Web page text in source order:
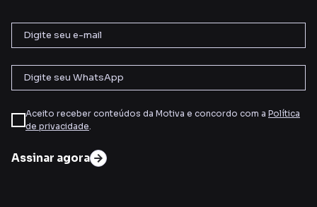
Aceito receber conteúdos da Motiva e concordo com a Política
de privacidade.
Assinar agora